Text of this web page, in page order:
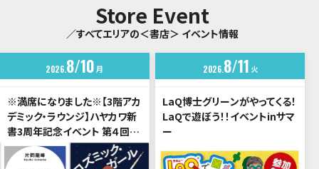
Store Event
／すべてエリアの＜書店＞ イベント情報
2026 8 10 月
※満席になりました※【3階アカ
デミック・ラウンジ】ハヤカワ新
書3周年記念イベント 第４回
「宇宙は希望か、暗黒か？」片岡
龍峰 × 伊与原新
20268 11 火
LaQ博士グリーンがやってくる！
LaQで遊ぼう！！イベントinサマ
ー